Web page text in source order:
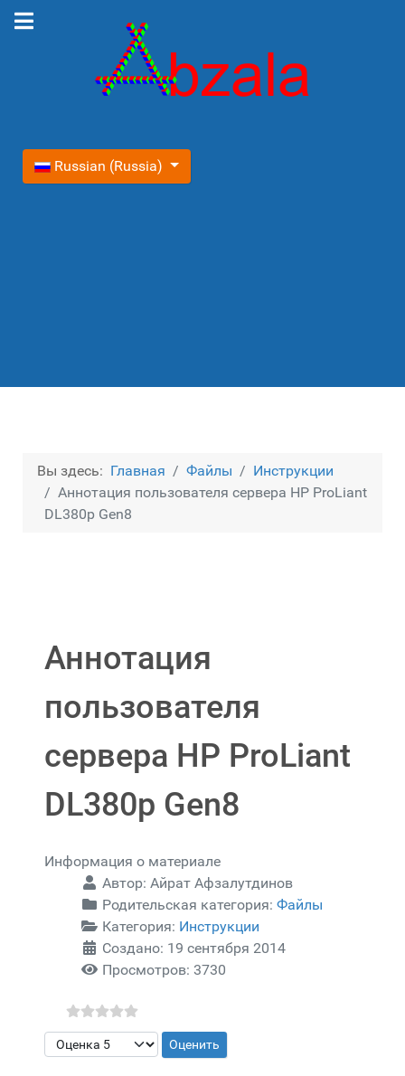
Выберите язык
Russian (Russia)
Вы здесь: Главная Файлы
Инструкции
Аннотация пользователя сервера HP ProLiant
DL380p Gen8
Аннотация
пользователя
сервера HP ProLiant
DL380p Gen8
Информация о материале
Автор: Айрат Афзалутдинов
Родительская категория: Файлы
Категория: Инструкции
Создано: 19 сентября 2014
Просмотров: 3730
Пожалуйста, оцените